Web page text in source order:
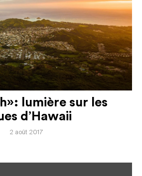
lumière sur les
d’Hawaii
2 août 2017